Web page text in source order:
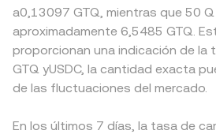
a0,13097 GTQ, mientras que 50 Q
aproximadamente 6,5485 GTQ.
proporcionan una indicación de la
GTQ yUSDC, la cantidad exacta
de las fluctuaciones del mercado.
En los últimos 7 días, la tasa de